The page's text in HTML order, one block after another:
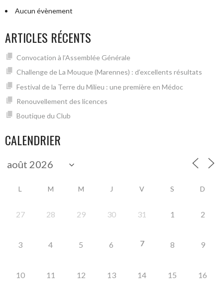
Aucun évènement
ARTICLES RÉCENTS
Convocation à l’Assemblée Générale
Challenge de La Mouque (Marennes) : d’excellents résultats
Festival de la Terre du Milieu : une première en Médoc
Renouvellement des licences
Boutique du Club
CALENDRIER
L M M J V S D
27 28 29 30 31 1 2
3 4 5 6 7 8 9
10 11 12 13 14 15 16